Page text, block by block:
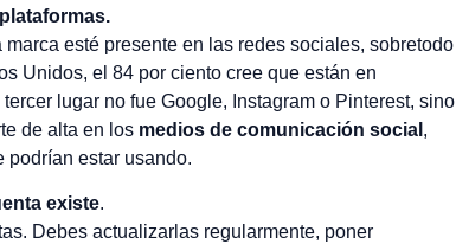
esté presente en las redes sociales, sobretodo
Unidos, el 84 por ciento cree que están en
lugar no fue Google, Instagram o Pinterest, sino
de alta en los medios de comunicación social ,
podrían estar usando.
existe.
Debes actualizarlas regularmente, poner